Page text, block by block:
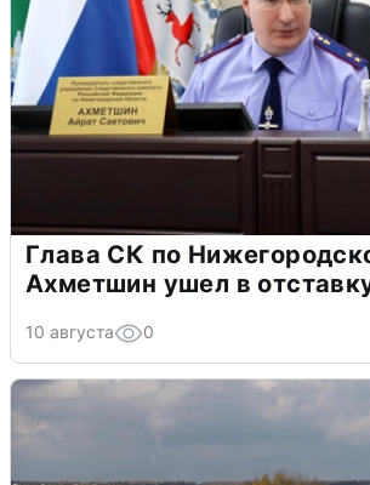
Глава СК по
Ахметшин ушел в
10 августа 0